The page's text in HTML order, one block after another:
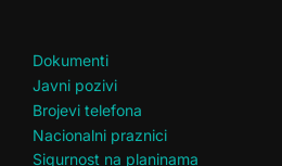
Dokumenti
Javni pozivi
Brojevi telefona
Nacionalni praznici
Sigurnost na planinama